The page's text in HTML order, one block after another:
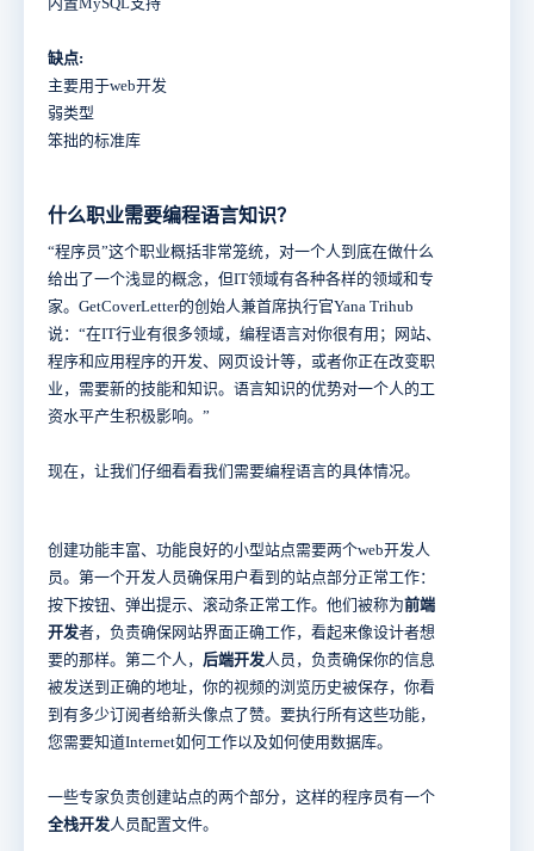
缺点:
主要用于web开发
弱类型
笨拙的标准库
什么职业需要编程语言知识？
“程序员”这个职业概括非常笼统，对一个人到底在做什么
给出了一个浅显的概念，但IT领域有各种各样的领域和专
家。GetCoverLetter的创始人兼首席执行官Yana Trihub
说：“在IT行业有很多领域，编程语言对你很有用；网站、
程序和应用程序的开发、网页设计等，或者你正在改变职
业，需要新的技能和知识。语言知识的优势对一个人的工
资水平产生积极影响。”
现在，让我们仔细看看我们需要编程语言的具体情况。
创建功能丰富、功能良好的小型站点需要两个web开发人
员。第一个开发人员确保用户看到的站点部分正常工作：
按下按钮、弹出提示、滚动条正常工作。他们被称为前端
开发者，负责确保网站界面正确工作，看起来像设计者想
要的那样。第二个人， 后端开发人员，负责确保你的信息
被发送到正确的地址，你的视频的浏览历史被保存，你看
到有多少订阅者给新头像点了赞。要执行所有这些功能，
您需要知道Internet如何工作以及如何使用数据库。
一些专家负责创建站点的两个部分，这样的程序员有一个
全栈开发人员配置文件。